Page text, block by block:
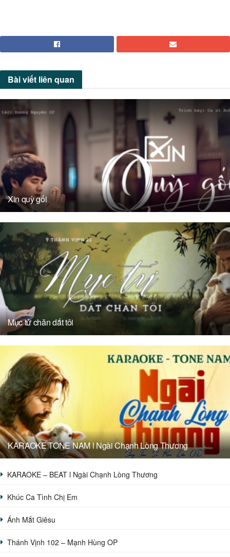
Bài viết liên quan
Xin quỳ gối
Mục tử chăn dắt tôi
KARAOKE TONE NAM l Ngài Chạnh Lòng Thương
KARAOKE – BEAT l Ngài Chạnh Lòng Thương
Khúc Ca Tình Chị Em
Ánh Mắt Giêsu
Thánh Vịnh 102 – Mạnh Hùng OP